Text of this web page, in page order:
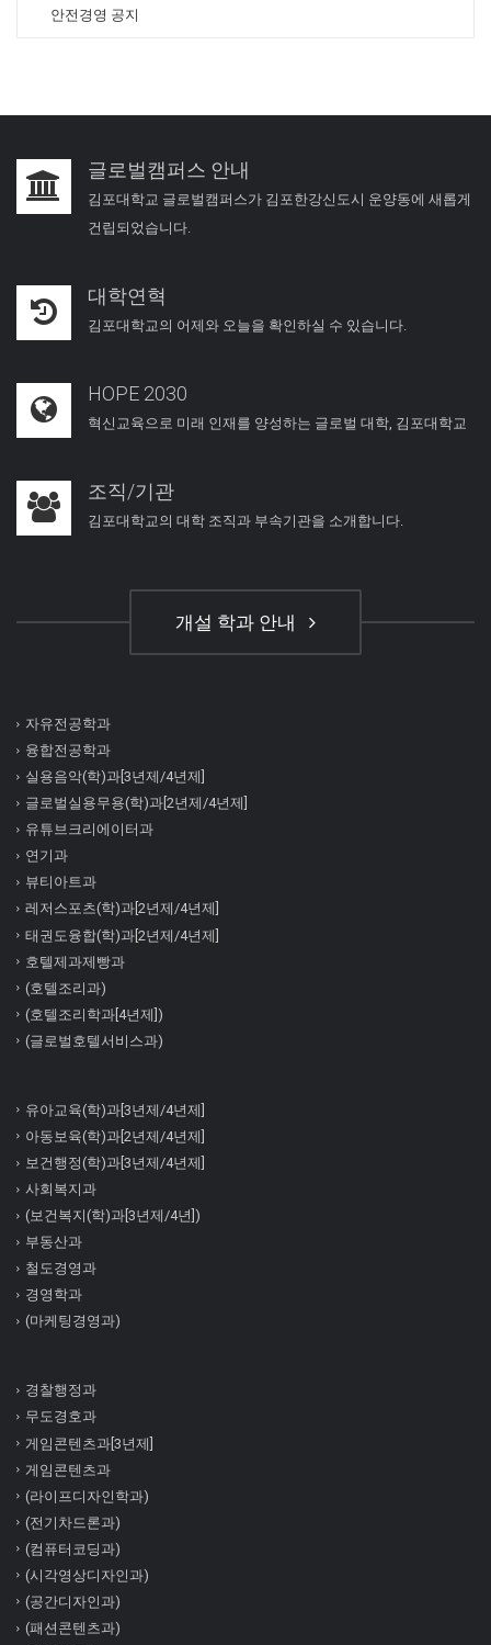
안전경영 공지
글로벌캠퍼스 안내
김포대학교 글로벌캠퍼스가 김포한강신도시 운양동에 새롭게
건립되었습니다.
대학연혁
김포대학교의 어제와 오늘을 확인하실 수 있습니다.
HOPE 2030
혁신교육으로 미래 인재를 양성하는 글로벌 대학, 김포대학교
조직/기관
김포대학교의 대학 조직과 부속기관을 소개합니다.
개설 학과 안내
자유전공학과
융합전공학과
실용음악(학)과[3년제/4년제]
글로벌실용무용(학)과[2년제/4년제]
유튜브크리에이터과
연기과
뷰티아트과
레저스포츠(학)과[2년제/4년제]
태권도융합(학)과[2년제/4년제]
호텔제과제빵과
(호텔조리과)
(호텔조리학과[4년제])
(글로벌호텔서비스과)
유아교육(학)과[3년제/4년제]
아동보육(학)과[2년제/4년제]
보건행정(학)과[3년제/4년제]
사회복지과
(보건복지(학)과[3년제/4년])
부동산과
철도경영과
경영학과
(마케팅경영과)
경찰행정과
무도경호과
게임콘텐츠과[3년제]
게임콘텐츠과
(라이프디자인학과)
(전기차드론과)
(컴퓨터코딩과)
(시각영상디자인과)
(공간디자인과)
(패션콘텐츠과)